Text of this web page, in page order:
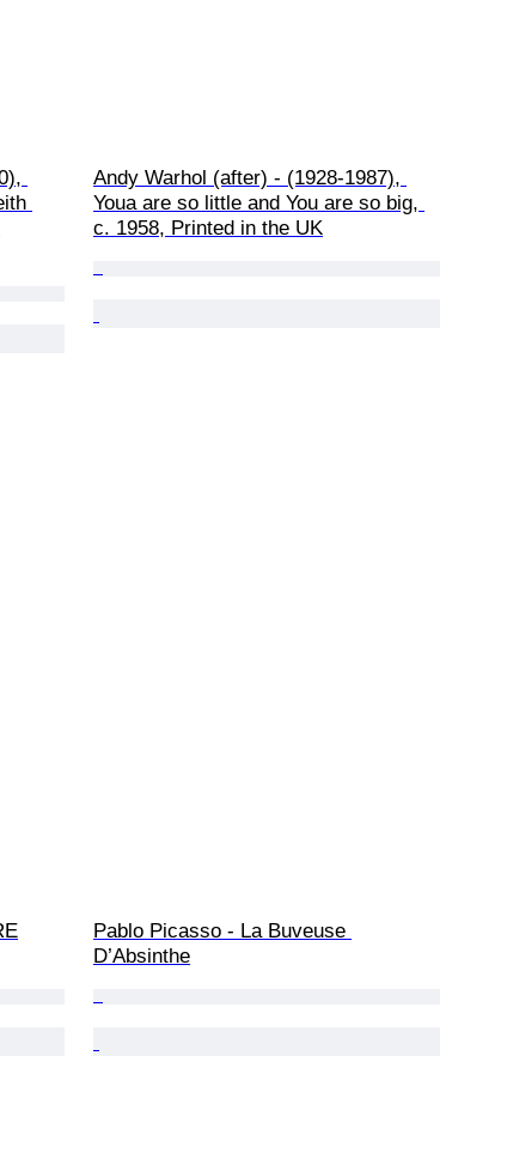
Andy Warhol (after) - (1928-1987),
Youa are so little and You are so big,
c. 1958, Printed in the UK
Pablo Picasso - La Buveuse
D’Absinthe